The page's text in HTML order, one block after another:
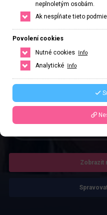
72 425 zhlédnutí Ověřený
Poprad, Prešovský kraj,
+420 774838575
Řekněte že voláte z webu
4.0 Recenze: 1
Zobrazit
neplnoletým osobám.
Ak nespĺňate tieto
Povolení cookies
Nutné cookies
Info
Analytické Info